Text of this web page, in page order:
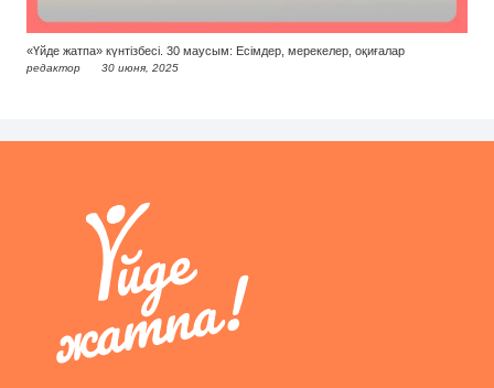
«Үйде жатпа» күнтізбесі. 30 маусым: Есімдер, мерекелер, оқиғалар
редактор 30 июня, 2025